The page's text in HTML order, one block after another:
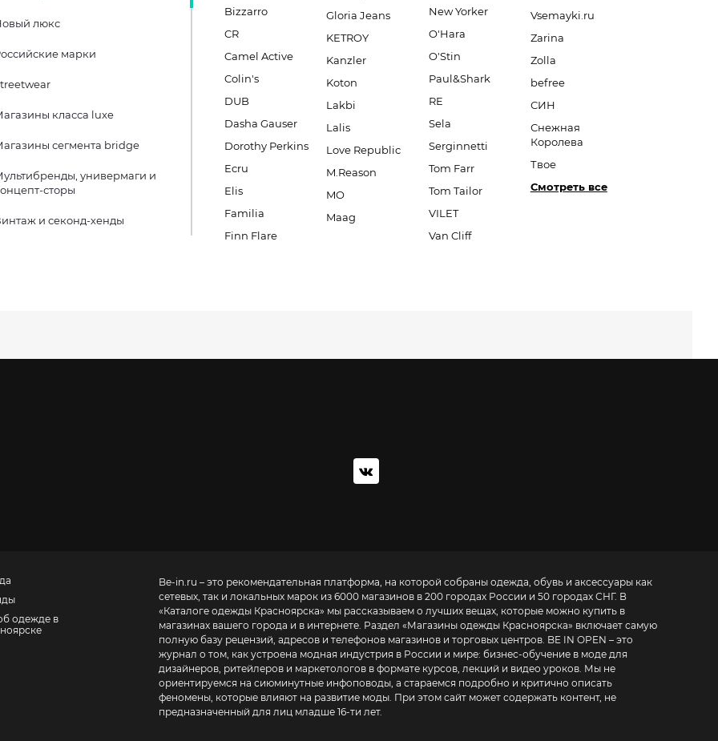
люкс
марки
класса luxe
сегмента bridge
универмаги и
сторы
и секонд-хенды
Bizzarro
CR
Camel Active
Colin's
DUB
Dasha Gauser
Dorothy Perkins
Ecru
Elis
Familia
Finn Flare
Gloria Jeans
KETROY
Kanzler
Koton
Lakbi
Lalis
Love Republic
M.Reason
MO
Maag
New Yorker
O'Hara
O'Stin
Paul&Shark
RE
Sela
Serginnetti
Tom Farr
Tom Tailor
VILET
Van Cliff
Vsemayki.ru
Zarina
Zolla
befree
СИН
Снежная
Королева
Твое
Смотреть все
одежде в
Be-in.ru – это рекомендательная платформа, на которой собраны одежда, обувь и аксессуары как
сетевых, так и локальных марок из 6000 магазинов в 200 городах России и 50 городах СНГ. В
«Каталоге одежды Красноярска» мы рассказываем о лучших вещах, которые можно купить в
магазинах вашего города и в интернете. Раздел «Магазины одежды Красноярска» включает самую
полную базу рецензий, адресов и телефонов магазинов и торговых центров. BE IN OPEN – это
журнал о том, как устроена модная индустрия в России и мире: бизнес-обучение в моде для
дизайнеров, ритейлеров и маркетологов в формате курсов, лекций и видео уроков. Мы не
ориентируемся на сиюминутные инфоповоды, а стараемся подробно и критично описать
феномены, которые влияют на развитие моды. При этом сайт может содержать контент, не
предназначенный для лиц младше 16-ти лет.